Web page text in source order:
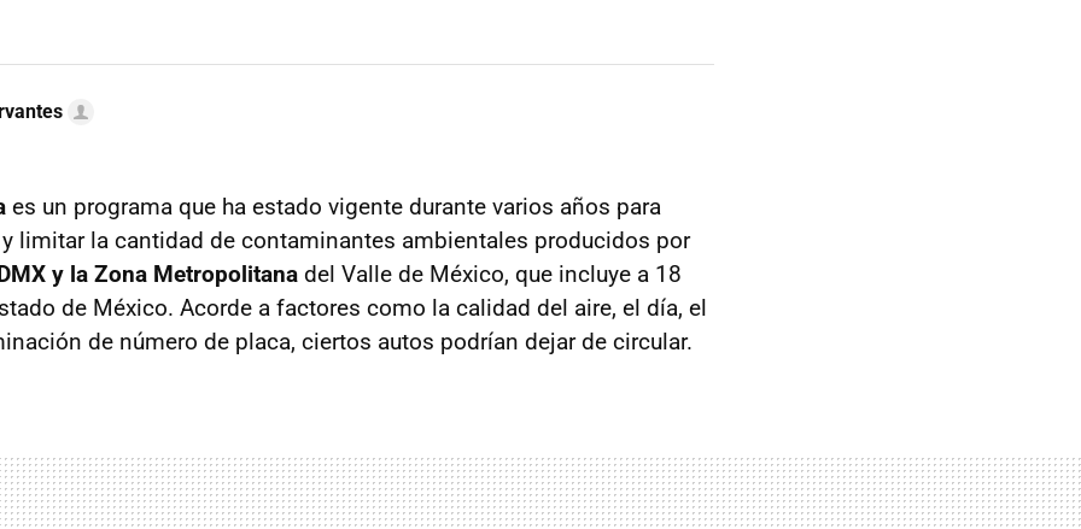
es un programa que ha estado vigente durante varios años para
limitar la cantidad de contaminantes ambientales producidos por
y la Zona Metropolitana del Valle de México, que incluye a 18
de México. Acorde a factores como la calidad del aire, el día, el
de número de placa, ciertos autos podrían dejar de circular.